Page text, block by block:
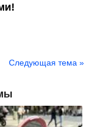
Следующая тема »